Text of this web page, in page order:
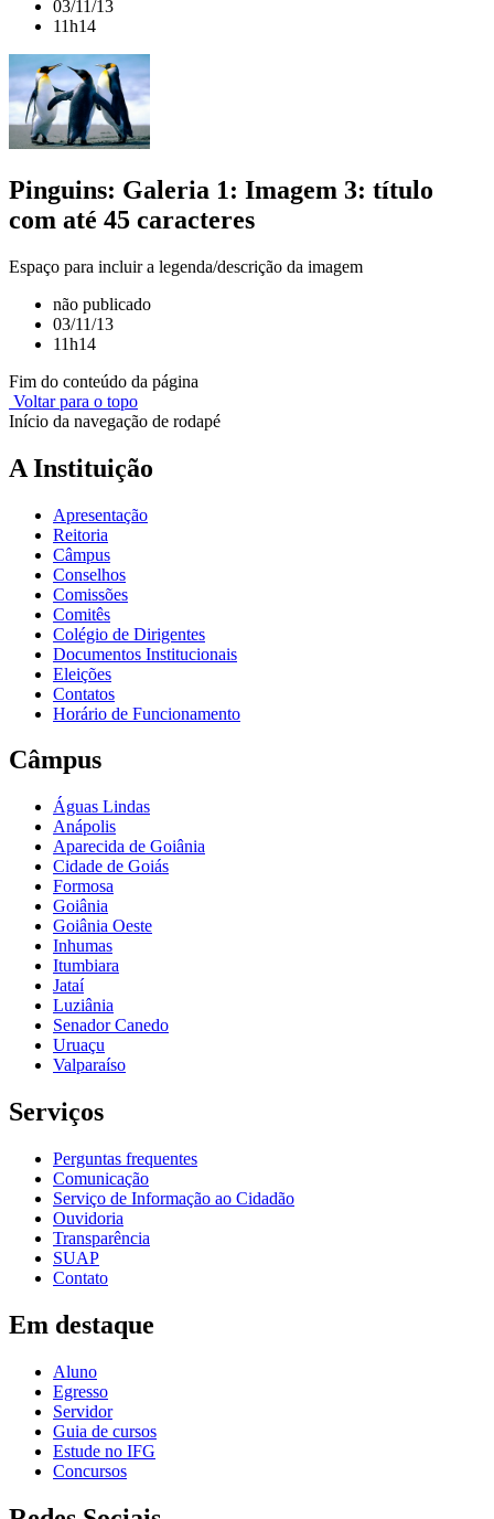
03/11/13
11h14
Pinguins: Galeria 1: Imagem 3: título
com até 45 caracteres
Espaço para incluir a legenda/descrição da imagem
não publicado
03/11/13
11h14
Fim do conteúdo da página
Voltar para o topo
Início da navegação de rodapé
A Instituição
Apresentação
Reitoria
Câmpus
Conselhos
Comissões
Comitês
Colégio de Dirigentes
Documentos Institucionais
Eleições
Contatos
Horário de Funcionamento
Câmpus
Águas Lindas
Anápolis
Aparecida de Goiânia
Cidade de Goiás
Formosa
Goiânia
Goiânia Oeste
Inhumas
Itumbiara
Jataí
Luziânia
Senador Canedo
Uruaçu
Valparaíso
Serviços
Perguntas frequentes
Comunicação
Serviço de Informação ao Cidadão
Ouvidoria
Transparência
SUAP
Contato
Em destaque
Aluno
Egresso
Servidor
Guia de cursos
Estude no IFG
Concursos